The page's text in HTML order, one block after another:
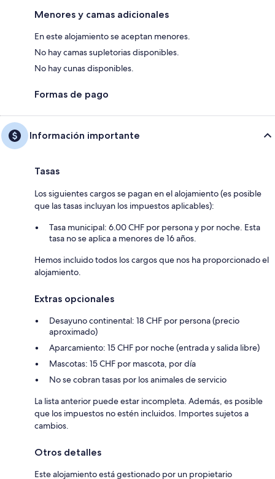
Menores y camas adicionales
En este alojamiento se aceptan menores.
No hay camas supletorias disponibles.
No hay cunas disponibles.
Formas de pago
Información importante
Tasas
Los siguientes cargos se pagan en el alojamiento (es posible
que las tasas incluyan los impuestos aplicables):
Tasa municipal: 6.00 CHF por persona y por noche. Esta
tasa no se aplica a menores de 16 años.
Hemos incluido todos los cargos que nos ha proporcionado el
alojamiento.
Extras opcionales
Desayuno continental: 18 CHF por persona (precio
aproximado)
Aparcamiento: 15 CHF por noche (entrada y salida libre)
Mascotas: 15 CHF por mascota, por día
No se cobran tasas por los animales de servicio
La lista anterior puede estar incompleta. Además, es posible
que los impuestos no estén incluidos. Importes sujetos a
cambios.
Otros detalles
Este alojamiento está gestionado por un propietario